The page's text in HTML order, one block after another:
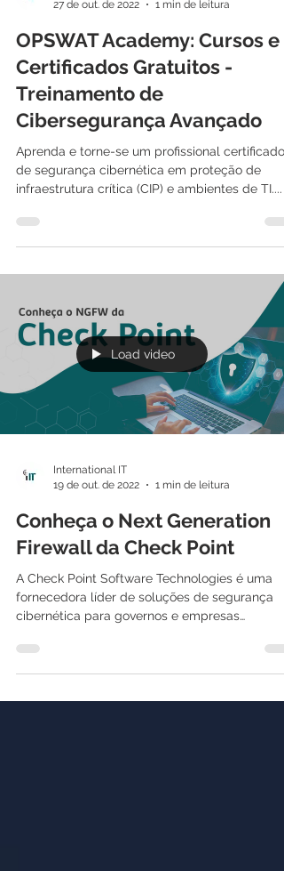
International IT
27 de out. de 2022
1 min de leitura
OPSWAT Academy: Cursos e
Certificados Gratuitos -
Treinamento de
Cibersegurança Avançado
Aprenda e torne-se um profissional certificado
Load video
International IT
19 de out. de 2022
1 min de leitura
Conheça o Next Generation
Firewall da Check Point
A Check Point Software Technologies é uma
corporativas em...